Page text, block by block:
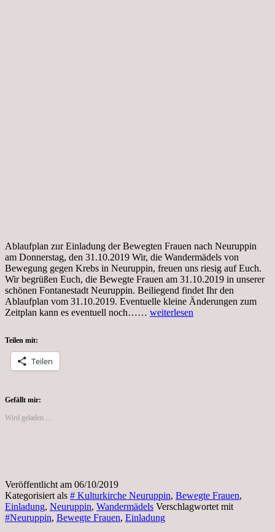
Ablaufplan zur Einladung der Bewegten Frauen nach Neuruppin
am Donnerstag, den 31.10.2019 Wir, die Wandermädels von
Bewegung gegen Krebs in Neuruppin, freuen uns riesig auf Euch.
Wir begrüßen Euch, die Bewegte Frauen am 31.10.2019 in unserer
schönen Fontanestadt Neuruppin. Beiliegend findet Ihr den
Ablaufplan vom 31.10.2019. Eventuelle kleine Änderungen zum
Zeitplan kann es eventuell noch…… Vorbereitungen
weiterlesen
Teilen mit:
Teilen
Gefällt mir:
Wird geladen …
Veröffentlicht am 06/10/2019
Kategorisiert als # Kulturkirche Neuruppin, Bewegte Frauen,
Einladung, Neuruppin, Wandermädels Verschlagwortet mit
#Neuruppin, Bewegte Frauen, Einladung